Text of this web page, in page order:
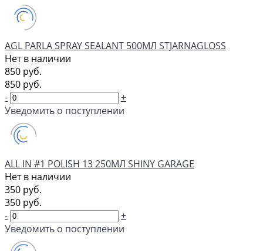
AGL PARLA SPRAY SEALANT 500МЛ STJARNAGLOSS
Нет в наличии
850 руб.
850 руб.
-
+
Уведомить о поступлении
ALL IN #1 POLISH 13 250МЛ SHINY GARAGE
Нет в наличии
350 руб.
350 руб.
-
+
Уведомить о поступлении